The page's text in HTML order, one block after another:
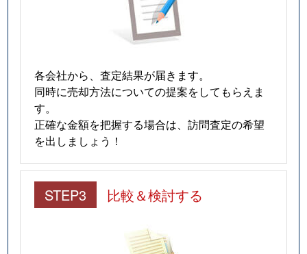
各会社から、査定結果が届きます。
同時に売却方法についての提案をしてもらえま
す。
正確な金額を把握する場合は、訪問査定の希望
を出しましょう！
STEP3 比較＆検討する